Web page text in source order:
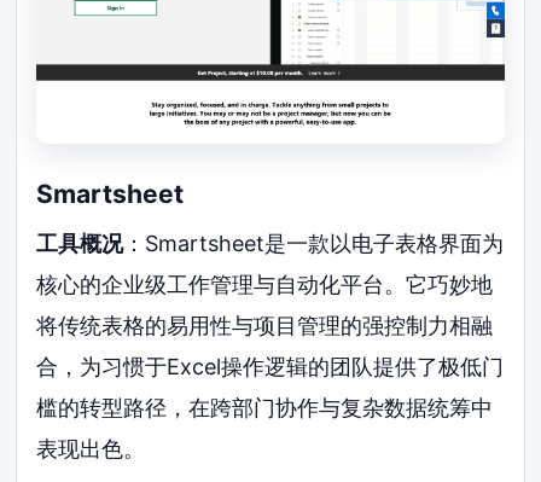
Smartsheet
工具概况：Smartsheet是一款以电子表格界面为
核心的企业级工作管理与自动化平台。它巧妙地
将传统表格的易用性与项目管理的强控制力相融
合，为习惯于Excel操作逻辑的团队提供了极低门
槛的转型路径，在跨部门协作与复杂数据统筹中
表现出色。